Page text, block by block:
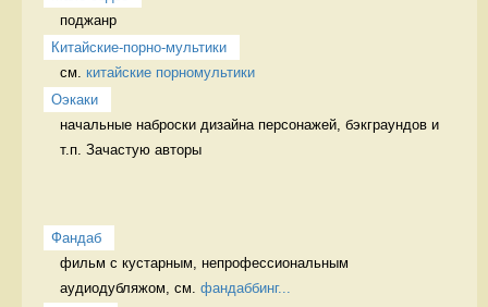
поджанр
Китайские-порно-мультики
см. китайские порномультики
Оэкаки
начальные наброски дизайна персонажей, бэкграундов и
т.п. Зачастую авторы
Фандаб
фильм с кустарным, непрофессиональным
аудиодубляжом, см. фандаббинг...